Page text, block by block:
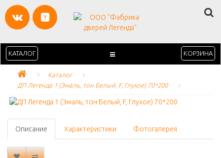
КАТАЛОГ КОРЗИНА
Каталог
ДП Легенда 1 (Эмаль, тон Белый, F, Глухое) 70*200
Описание Характеристики Фотогалерея